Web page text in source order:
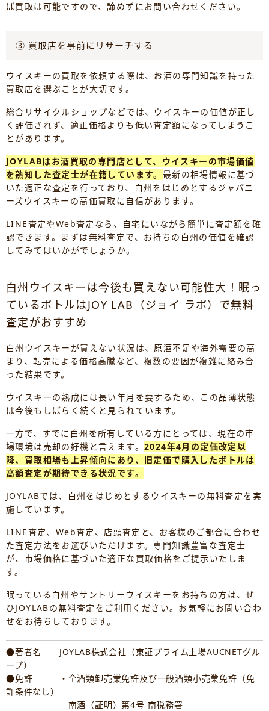
ば買取は可能ですので、諦めずにお問い合わせください。
③ 買取店を事前にリサーチする
ウイスキーの買取を依頼する際は、お酒の専門知識を持った
買取店を選ぶことが大切です。
総合リサイクルショップなどでは、ウイスキーの価値が正し
く評価されず、適正価格よりも低い査定額になってしまうこ
とがあります。
JOYLABはお酒買取の専門店として、ウイスキーの市場価値
を熟知した査定士が在籍しています。 最新の相場情報に基づ
いた適正な査定を行っており、白州をはじめとするジャパニ
ーズウイスキーの高価買取に自信があります。
LINE査定やWeb査定なら、自宅にいながら簡単に査定額を確
認できます。まずは無料査定で、お持ちの白州の価値を確認
してみてはいかがでしょうか。
白州ウイスキーは今後も買えない可能性大！眠っ
ているボトルはJOY LAB（ジョイ ラボ）で無料
査定がおすすめ
白州ウイスキーが買えない状況は、原酒不足や海外需要の高
まり、転売による価格高騰など、複数の要因が複雑に絡み合
った結果です。
ウイスキーの熟成には長い年月を要するため、この品薄状態
は今後もしばらく続くと見られています。
一方で、すでに白州を所有している方にとっては、現在の市
場環境は売却の好機と言えます。 2024年4月の定価改定以
降、買取相場も上昇傾向にあり、旧定価で購入したボトルは
高額査定が期待できる状況です。
JOYLABでは、白州をはじめとするウイスキーの無料査定を実
施しています。
LINE査定、Web査定、店頭査定と、お客様のご都合に合わせ
た査定方法をお選びいただけます。専門知識豊富な査定士
が、市場価格に基づいた適正な買取価格をご提示いたしま
す。
眠っている白州やサントリーウイスキーをお持ちの方は、ぜ
ひJOYLABの無料査定をご利用ください。お気軽にお問い合わ
せをお待ちしております。
●著者名 JOYLAB株式会社（東証プライム上場AUCNETグル
ープ）
●免許 ・全酒類卸売業免許及び一般酒類小売業免許（免
許条件なし）
南酒（証明）第4号 南税務署